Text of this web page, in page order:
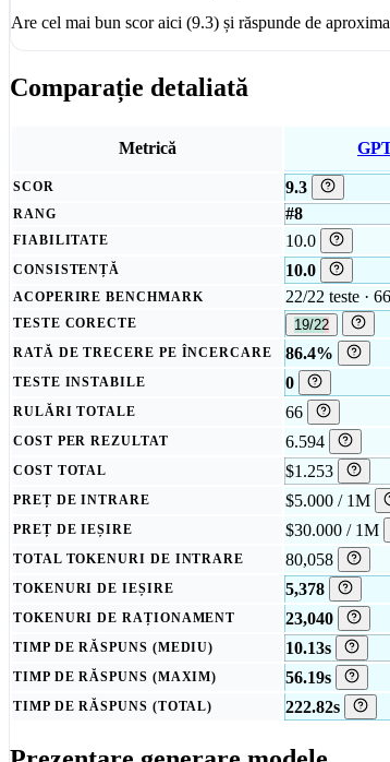
Are cel mai bun scor aici (9.3) și răspunde de
Comparație detaliată
Metrică
SCOR 9.3
RANG #8
FIABILITATE 10.0
CONSISTENȚĂ 10.0
ACOPERIRE BENCHMARK 22/22 teste ·
TESTE CORECTE 19/22
RATĂ DE TRECERE PE ÎNCERCARE 86.4%
TESTE INSTABILE 0
RULĂRI TOTALE 66
COST PER REZULTAT 6.594
COST TOTAL $1.253
PREȚ DE INTRARE $5.000 / 1M
PREȚ DE IEȘIRE $30.000 / 1M
TOTAL TOKENURI DE INTRARE 80,058
TOKENURI DE IEȘIRE 5,378
TOKENURI DE RAȚIONAMENT 23,040
TIMP DE RĂSPUNS (MEDIU) 10.13s
TIMP DE RĂSPUNS (MAXIM) 56.19s
TIMP DE RĂSPUNS (TOTAL) 222.82s